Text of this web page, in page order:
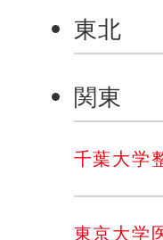
東北
関東
千葉大学
東京大学